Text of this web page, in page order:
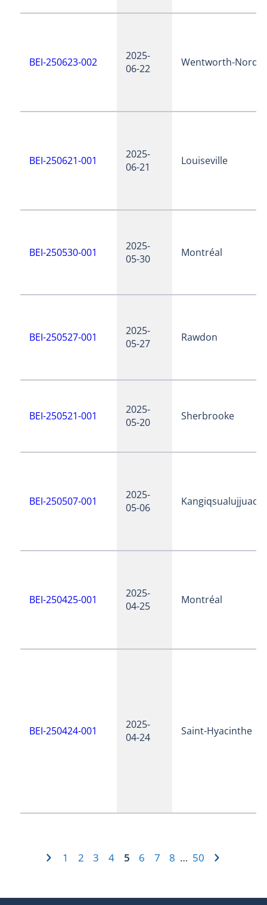
BEI-250623-002
2025-
06-22
Wentworth-Nord
BEI-250621-001
2025-
06-21
Louiseville
BEI-250530-001
2025-
05-30
Montréal
BEI-250527-001
2025-
05-27
Rawdon
BEI-250521-001
2025-
05-20
Sherbrooke
BEI-250507-001
2025-
05-06
Kangiqsualujjuaq
BEI-250425-001
2025-
04-25
Montréal
BEI-250424-001
2025-
04-24
Saint-Hyacinthe
1 2 3 4 5 6 7 8 … 50